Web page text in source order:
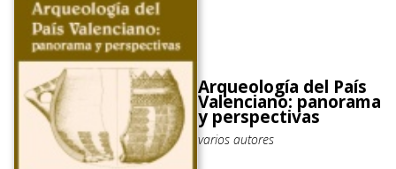
Arqueología del País
Valenciano: panorama
y perspectivas
varios autores